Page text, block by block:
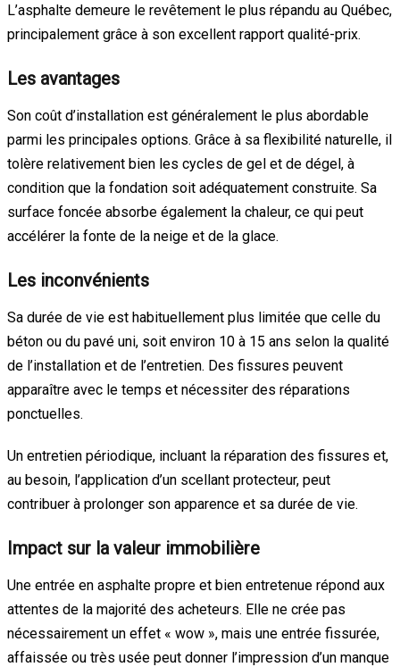
L’asphalte demeure le revêtement le plus répandu au Québec,
principalement grâce à son excellent rapport qualité-prix.
Les avantages
Son coût d’installation est généralement le plus abordable
parmi les principales options. Grâce à sa flexibilité naturelle, il
tolère relativement bien les cycles de gel et de dégel, à
condition que la fondation soit adéquatement construite. Sa
surface foncée absorbe également la chaleur, ce qui peut
accélérer la fonte de la neige et de la glace.
Les inconvénients
Sa durée de vie est habituellement plus limitée que celle du
béton ou du pavé uni, soit environ 10 à 15 ans selon la qualité
de l’installation et de l’entretien. Des fissures peuvent
apparaître avec le temps et nécessiter des réparations
ponctuelles.
Un entretien périodique, incluant la réparation des fissures et,
au besoin, l’application d’un scellant protecteur, peut
contribuer à prolonger son apparence et sa durée de vie.
Impact sur la valeur immobilière
Une entrée en asphalte propre et bien entretenue répond aux
attentes de la majorité des acheteurs. Elle ne crée pas
nécessairement un effet « wow », mais une entrée fissurée,
affaissée ou très usée peut donner l’impression d’un manque